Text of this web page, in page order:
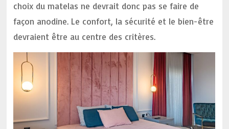
choix du matelas ne devrait donc pas se faire de
façon anodine. Le confort, la sécurité et le bien-être
devraient être au centre des critères.